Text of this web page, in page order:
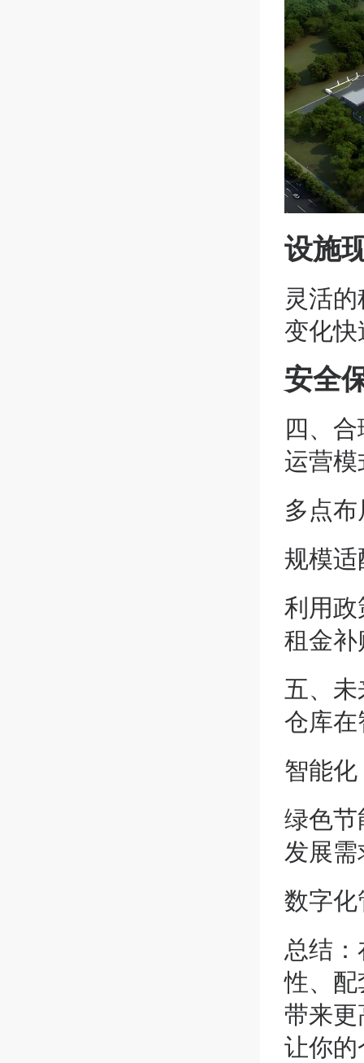
设施
灵活
变化
安全
四、
运营
多点
规模
利用
租金
五、
仓库
智能
绿色
发展
数字
总结
性、
带来
让你